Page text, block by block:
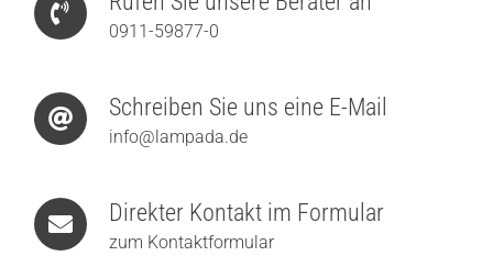
0911-59877-0
Schreiben Sie uns eine E-Mail
info@lampada.de
Direkter Kontakt im Formular
zum Kontaktformular